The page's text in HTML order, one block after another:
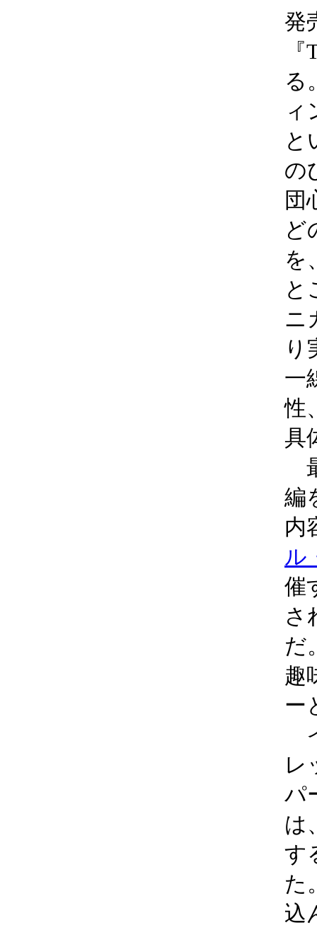
発
る
ィ
と
の
団
ど
を
と
ニ
り
一
性
具
編
内
ル
催
さ
だ
趣
ー
レ
パ
は
す
た
込